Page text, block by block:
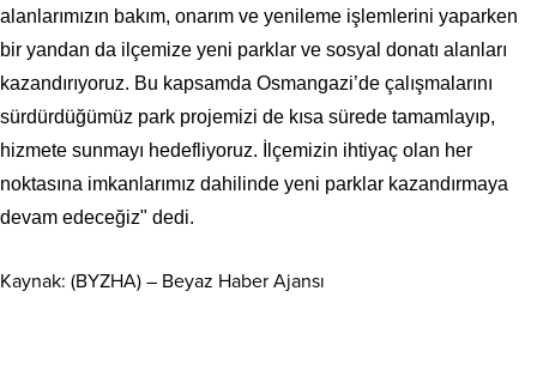
alanlarımızın bakım, onarım ve yenileme işlemlerini yaparken
bir yandan da ilçemize yeni parklar ve sosyal donatı alanları
kazandırıyoruz. Bu kapsamda Osmangazi’de çalışmalarını
sürdürdüğümüz park projemizi de kısa sürede tamamlayıp,
hizmete sunmayı hedefliyoruz. İlçemizin ihtiyaç olan her
noktasına imkanlarımız dahilinde yeni parklar kazandırmaya
devam edeceğiz" dedi.
Kaynak: (BYZHA) – Beyaz Haber Ajansı